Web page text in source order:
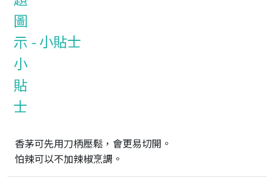
小貼士
香茅可先用刀柄壓鬆，會更易切開。
怕辣可以不加辣椒烹調。